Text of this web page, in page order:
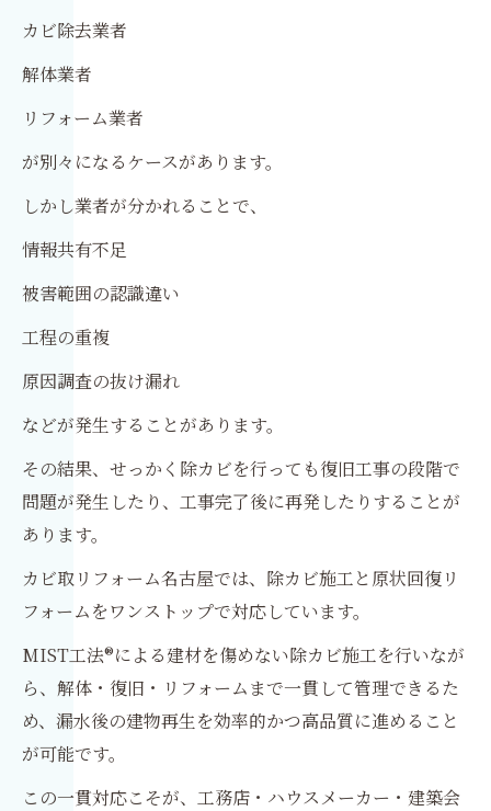
カビ除去業者
解体業者
リフォーム業者
が別々になるケースがあります。
しかし業者が分かれることで、
情報共有不足
被害範囲の認識違い
工程の重複
原因調査の抜け漏れ
などが発生することがあります。
その結果、せっかく除カビを行っても復旧工事の段階で
問題が発生したり、工事完了後に再発したりすることが
あります。
カビ取リフォーム名古屋では、除カビ施工と原状回復リ
フォームをワンストップで対応しています。
MIST工法®による建材を傷めない除カビ施工を行いなが
ら、解体・復旧・リフォームまで一貫して管理できるた
め、漏水後の建物再生を効率的かつ高品質に進めること
が可能です。
この一貫対応こそが、工務店・ハウスメーカー・建築会